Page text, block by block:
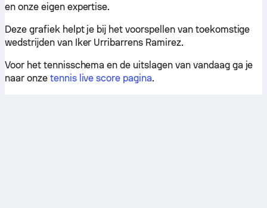
en onze eigen expertise.
Deze grafiek helpt je bij het voorspellen van toekomstige
wedstrijden van Iker Urribarrens Ramirez.
Voor het tennisschema en de uitslagen van vandaag ga je
naar onze tennis live score pagina.